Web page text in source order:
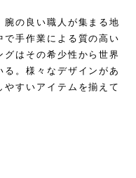
腕の良い職人が集まる地
で手作業による質の高い
はその希少性から世界
。様々なデザインがあ
すいアイテムを揃えて